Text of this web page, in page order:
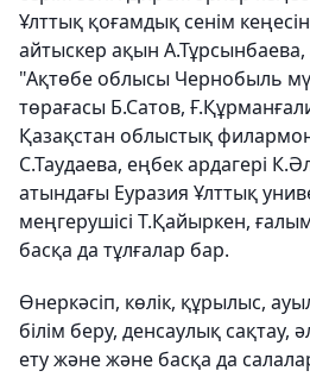
Ұлттық қоғамдық сенім
айтыскер ақын
"Ақтөбе облысы Чернобыль
төрағасы Б.Сатов,
Қазақстан облыстық
С.Таудаева, еңбек ардагері
атындағы Еуразия Ұлттық
меңгерушісі Т.Қайыркен,
басқа да тұлғалар бар.
Өнеркәсіп, көлік, құрылыс,
білім беру, денсаулық сақтау,
ету және және басқа да